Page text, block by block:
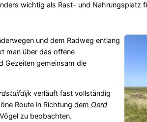
wichtig als Rast- und Nahrungsplatz
und dem Radweg entlang
man über das offene
Gezeiten gemeinsam die
verläuft fast vollständig
Route in Richtung dem Oerd
zu beobachten.